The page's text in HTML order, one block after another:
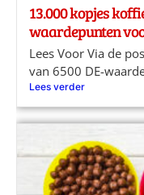
13.000 kopjes
waardepunten
Lees Voor Via de
van 6500 DE-
Lees verder